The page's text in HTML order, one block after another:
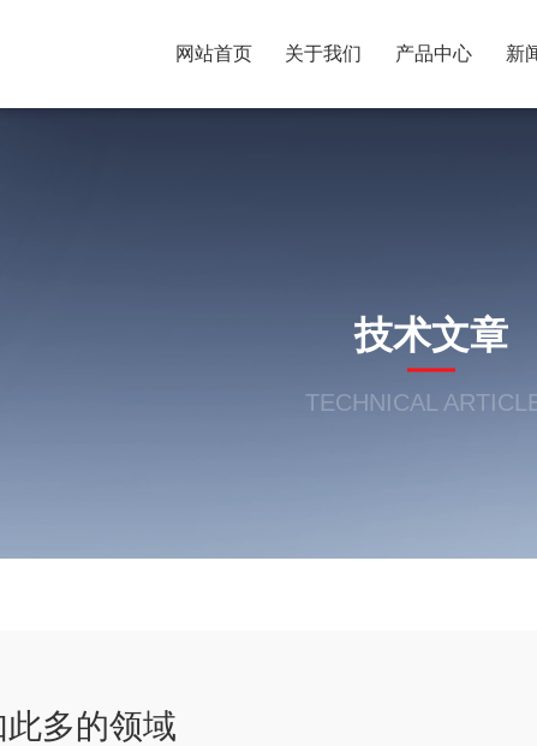
网站首页 关于我们 产品中心 新
技术文章
TECHNICAL
多的领域